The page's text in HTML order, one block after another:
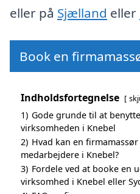
eller på Sjælland eller
Book en
Indholdsfortegnelse
1) Gode grunde til at
virksomheden i Knebel
2) Hvad kan en
medarbejdere i Knebel?
3) Fordele ved at booke en
virksomhed i Knebel eller